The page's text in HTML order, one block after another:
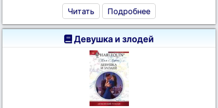
Читать Подробнее
Девушка и злодей